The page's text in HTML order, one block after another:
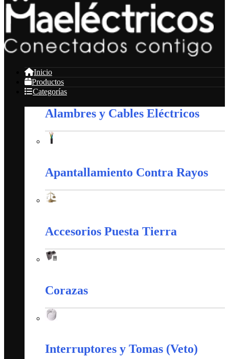
Inicio
Productos
Categorías
Alambres y Cables Eléctricos
Apantallamiento Contra Rayos
Accesorios Puesta Tierra
Corazas
Interruptores y Tomas (Veto)